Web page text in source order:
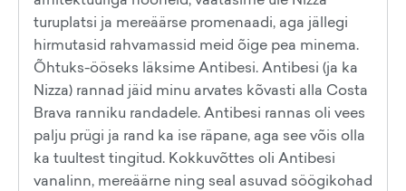
turuplatsi ja mereäärse promenaadi, aga jällegi
hirmutasid rahvamassid meid õige pea minema.
Õhtuks-ööseks läksime Antibesi. Antibesi (ja ka
Nizza) rannad jäid minu arvates kõvasti alla Costa
Brava ranniku randadele. Antibesi rannas oli vees
palju prügi ja rand ka ise räpane, aga see võis olla
ka tuultest tingitud. Kokkuvõttes oli Antibesi
vanalinn, mereäärne ning seal asuvad söögikohad